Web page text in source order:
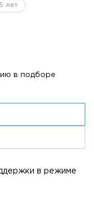
5 лет
в подборе
в режиме